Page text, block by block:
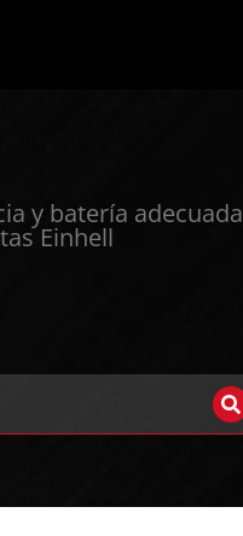
y batería adecuada
Einhell